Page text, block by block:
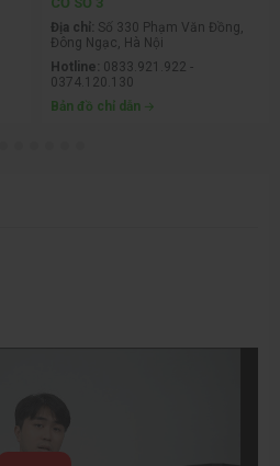
Địa chỉ: Số 330 Phạm Văn Đồng,
Đông Ngạc, Hà Nội
Hotline: 0833.921.922 -
0374.120.130
Bản đồ chỉ dẫn